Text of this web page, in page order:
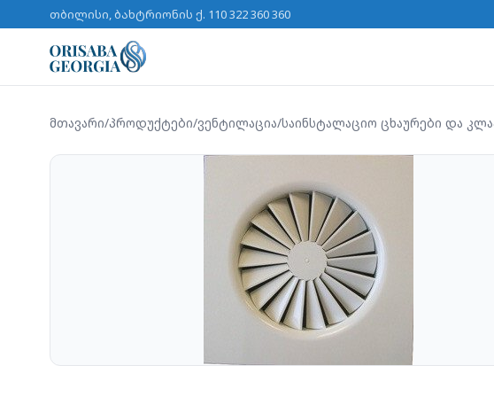
თბილისი, ბახტრიონის ქ. 110 322 360 360
მთავარი/პროდუქტები/ვენტილაცია/საინსტალაციო ცხაურები და